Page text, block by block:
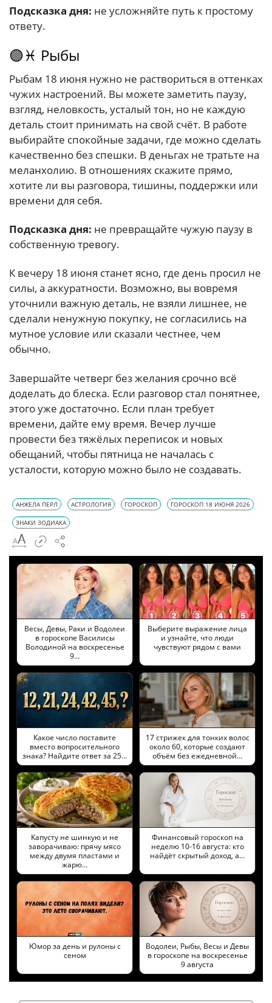
Подсказка дня: не усложняйте путь к простому
ответу.
🟣♓ Рыбы
Рыбам 18 июня нужно не раствориться в оттенках
чужих настроений. Вы можете заметить паузу,
взгляд, неловкость, усталый тон, но не каждую
деталь стоит принимать на свой счёт. В работе
выбирайте спокойные задачи, где можно сделать
качественно без спешки. В деньгах не тратьте на
меланхолию. В отношениях скажите прямо,
хотите ли вы разговора, тишины, поддержки или
времени для себя.
Подсказка дня: не превращайте чужую паузу в
собственную тревогу.
К вечеру 18 июня станет ясно, где день просил не
силы, а аккуратности. Возможно, вы вовремя
уточнили важную деталь, не взяли лишнее, не
сделали ненужную покупку, не согласились на
мутное условие или сказали честнее, чем
обычно.
Завершайте четверг без желания срочно всё
доделать до блеска. Если разговор стал понятнее,
этого уже достаточно. Если план требует
времени, дайте ему время. Вечер лучше
провести без тяжёлых переписок и новых
обещаний, чтобы пятница не началась с
усталости, которую можно было не создавать.
АНЖЕЛА ПЕРЛ АСТРОЛОГИЯ ГОРОСКОП ГОРОСКОП 18 ИЮНЯ 2026
ЗНАКИ ЗОДИАКА
Весы, Девы, Раки и Водолеи
в гороскопе Василисы
Володиной на воскресенье
9…
Выберите выражение лица
и узнайте, что люди
чувствуют рядом с вами
Какое число поставите
вместо вопросительного
знака? Найдите ответ за 25…
17 стрижек для тонких волос
около 60, которые создают
объём без ежедневной…
Капусту не шинкую и не
заворачиваю: прячу мясо
между двумя пластами и
жарю…
Финансовый гороскоп на
неделю 10-16 августа: кто
найдёт скрытый доход, а…
Юмор за день и рулоны с
сеном
Водолеи, Рыбы, Весы и Девы
в гороскопе на воскресенье
9 августа